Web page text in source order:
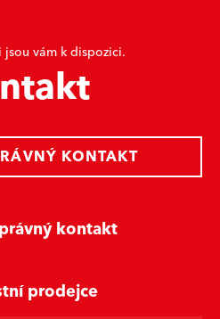
jsou vám k dispozici.
kontakt
KONTAKT
prodejce